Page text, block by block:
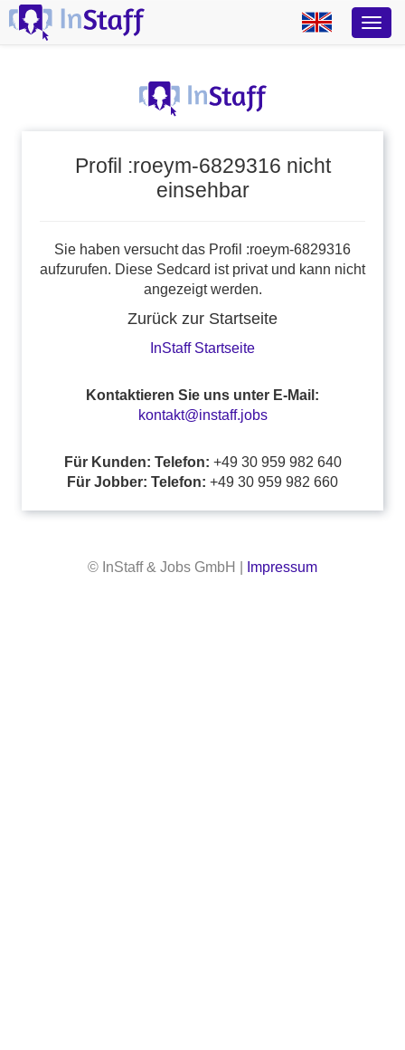
Profil :roeym-6829316 nicht
einsehbar
Sie haben versucht das Profil :roeym-6829316
aufzurufen. Diese Sedcard ist privat und kann nicht
angezeigt werden.
Zurück zur Startseite
InStaff Startseite
Kontaktieren Sie uns unter E-Mail:
kontakt@instaff.jobs
Für Kunden: Telefon: +49 30 959 982 640
Für Jobber: Telefon: +49 30 959 982 660
© InStaff & Jobs GmbH | Impressum